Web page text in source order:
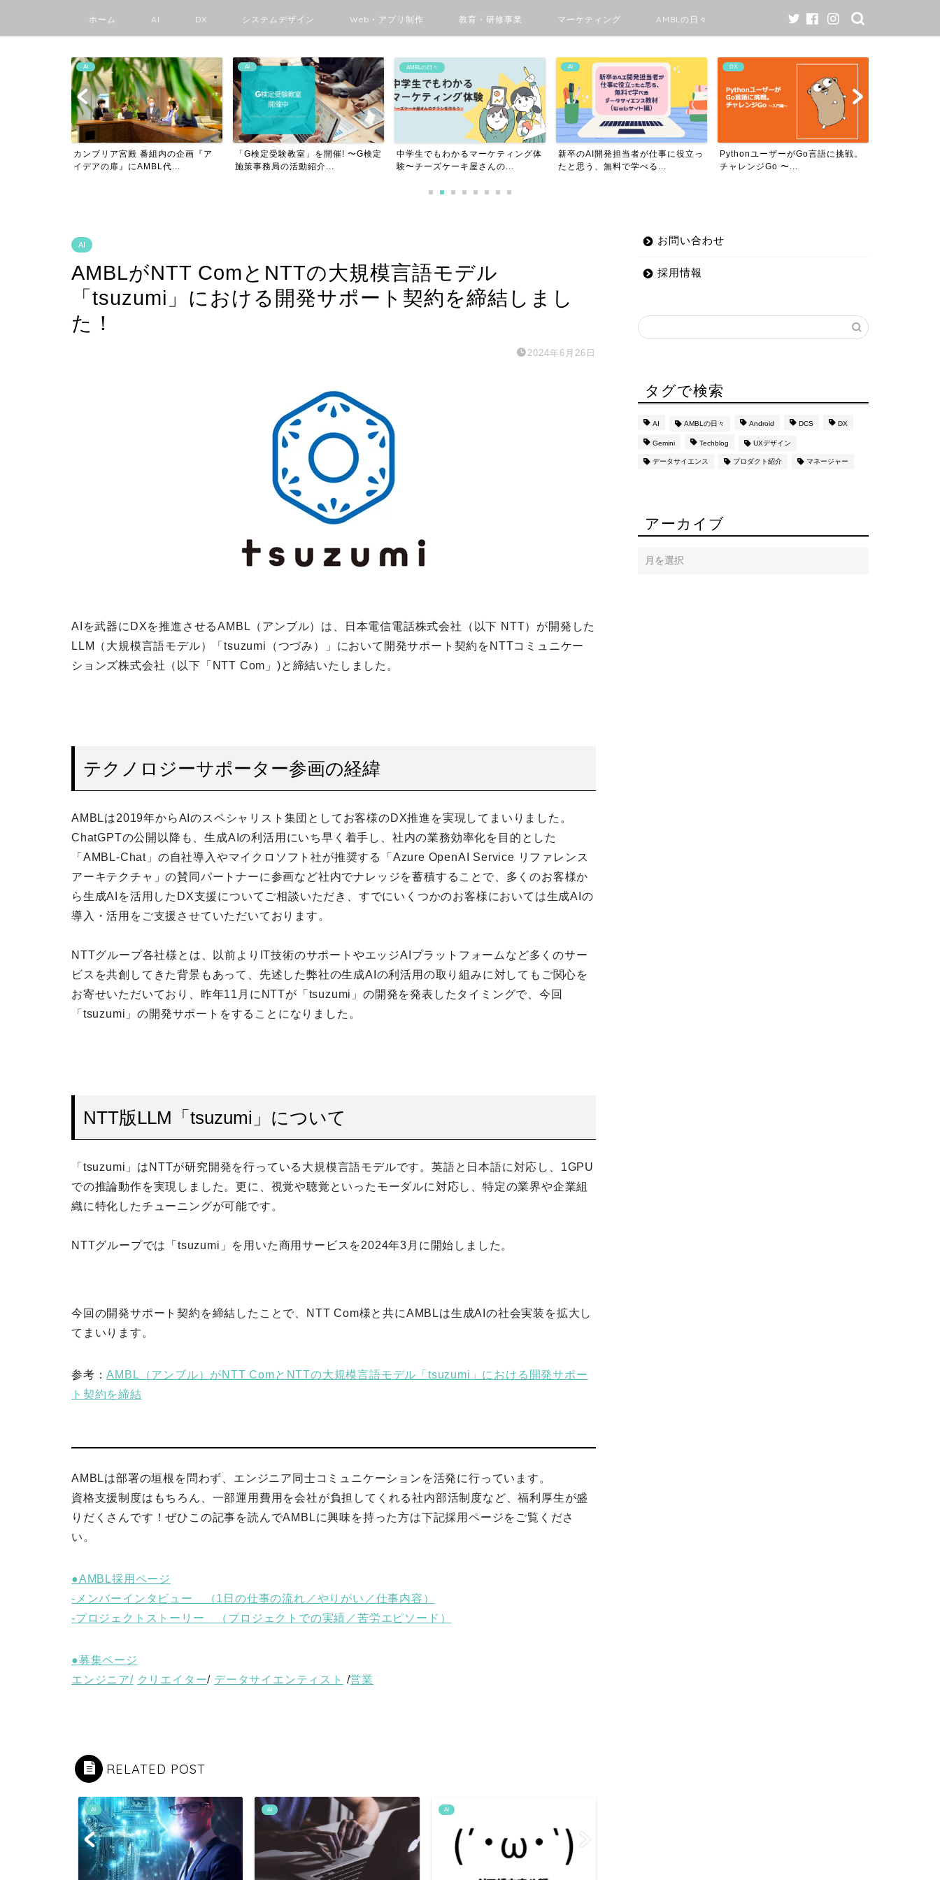
ホーム AI DX システムデザイン Web・アプリ制作 教育・研修事業 マーケティング AMBLの日々
AI
「G検定受験教室」を開催! 〜G検定
施策事務局の活動紹介...
AMBLの日々
中学生でもわかるマーケティング体
験〜チーズケーキ屋さんの...
AI
新卒のAI開発担当者が仕事に役立っ
たと思う、無料で学べる...
DX
PythonユーザーがGo言語に挑戦。
チャレンジGo 〜...
AMBLの日々
AMBLのワークスタイル変更につい
て￼
AI
AMBLがNTT ComとNTTの大規模言語モデル
「tsuzumi」における開発サポート契約を締結しまし
た！
2024年6月26日
AIを武器にDXを推進させるAMBL（アンブル）は、日本電信電話株式会社（以下 NTT）が開発した
LLM（大規模言語モデル）「tsuzumi（つづみ）」において開発サポート契約をNTTコミュニケー
ションズ株式会社（以下「NTT Com」)と締結いたしました。
テクノロジーサポーター参画の経緯
AMBLは2019年からAIのスペシャリスト集団としてお客様のDX推進を実現してまいりました。
ChatGPTの公開以降も、生成AIの利活用にいち早く着手し、社内の業務効率化を目的とした
「AMBL-Chat」の自社導入やマイクロソフト社が推奨する「Azure OpenAI Service リファレンス
アーキテクチャ」の賛同パートナーに参画など社内でナレッジを蓄積することで、多くのお客様か
ら生成AIを活用したDX支援についてご相談いただき、すでにいくつかのお客様においては生成AIの
導入・活用をご支援させていただいております。
NTTグループ各社様とは、以前よりIT技術のサポートやエッジAIプラットフォームなど多くのサー
ビスを共創してきた背景もあって、先述した弊社の生成AIの利活用の取り組みに対してもご関心を
お寄せいただいており、昨年11月にNTTが「tsuzumi」の開発を発表したタイミングで、今回
「tsuzumi」の開発サポートをすることになりました。
NTT版LLM「tsuzumi」について
「tsuzumi」はNTTが研究開発を行っている大規模言語モデルです。英語と日本語に対応し、1GPU
での推論動作を実現しました。更に、視覚や聴覚といったモーダルに対応し、特定の業界や企業組
織に特化したチューニングが可能です。
NTTグループでは「tsuzumi」を用いた商用サービスを2024年3月に開始しました。
今回の開発サポート契約を締結したことで、NTT Com様と共にAMBLは生成AIの社会実装を拡大し
てまいります。
参考：AMBL（アンブル）がNTT ComとNTTの大規模言語モデル「tsuzumi」における開発サポー
ト契約を締結
AMBLは部署の垣根を問わず、エンジニア同士コミュニケーションを活発に行っています。
資格支援制度はもちろん、一部運用費用を会社が負担してくれる社内部活制度など、福利厚生が盛
りだくさんです！ぜひこの記事を読んでAMBLに興味を持った方は下記採用ページをご覧くださ
い。
●AMBL採用ページ
-メンバーインタビュー （1日の仕事の流れ／やりがい／仕事内容）
-プロジェクトストーリー （プロジェクトでの実績／苦労エピソード）
●募集ページ
エンジニア/ クリエイター/ データサイエンティスト /営業
RELATED POST
AI AI AI
お問い合わせ
採用情報
タグで検索
AI AMBLの日々 Android DCS DX
Gemini Techblog UXデザイン
データサイエンス プロダクト紹介 マネージャー
アーカイブ